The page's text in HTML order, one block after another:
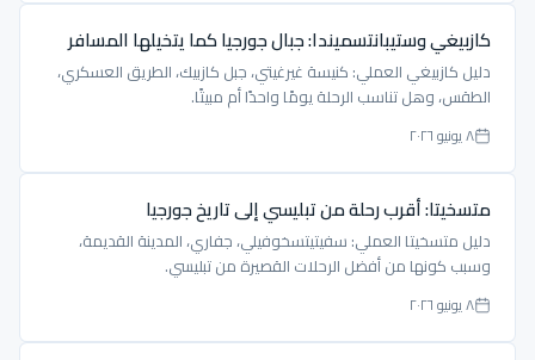
كازبيغي وستيبانتسميندا: جبال جورجيا كما يتخيلها المسافر
دليل كازبيغي العملي: كنيسة غيرغيتي، جبل كازبيك، الطريق العسكري،
الطقس، وهل تناسب الرحلة يومًا واحدًا أم مبيتًا.
٨ يونيو ٢٠٢٦
متسخيتا: أقرب رحلة من تبليسي إلى تاريخ جورجيا
دليل متسخيتا العملي: سفيتيتسخوفيلي، جفاري، المدينة القديمة،
وسبب كونها من أفضل الرحلات القصيرة من تبليسي.
٨ يونيو ٢٠٢٦